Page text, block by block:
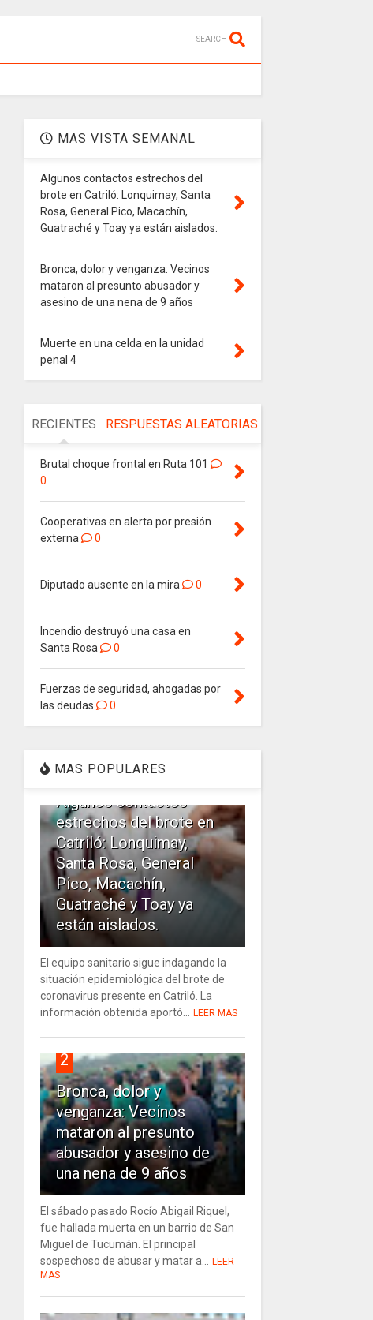
SEARCH
MAS VISTA SEMANAL
Algunos contactos estrechos del
brote en Catriló: Lonquimay, Santa
Rosa, General Pico, Macachín,
Guatraché y Toay ya están aislados.
Bronca, dolor y venganza: Vecinos
mataron al presunto abusador y
asesino de una nena de 9 años
Muerte en una celda en la unidad
penal 4
RECIENTES RESPUESTAS ALEATORIAS
Brutal choque frontal en Ruta 101
0
Cooperativas en alerta por presión
externa
0
Diputado ausente en la mira 0
Incendio destruyó una casa en
Santa Rosa
0
Fuerzas de seguridad, ahogadas por
las deudas
0
MAS POPULARES
1
Algunos contactos
estrechos del brote en
Catriló: Lonquimay,
Santa Rosa, General
Pico, Macachín,
Guatraché y Toay ya
están aislados.
El equipo sanitario sigue indagando la
situación epidemiológica del brote de
coronavirus presente en Catriló. La
información obtenida aportó... LEER MAS
2
Bronca, dolor y
venganza: Vecinos
mataron al presunto
abusador y asesino de
una nena de 9 años
El sábado pasado Rocío Abigail Riquel,
fue hallada muerta en un barrio de San
Miguel de Tucumán. El principal
sospechoso de abusar y matar a... LEER
MAS